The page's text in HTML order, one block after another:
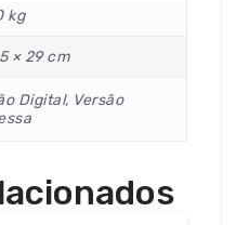
kg
× 29 cm
Digital, Versão